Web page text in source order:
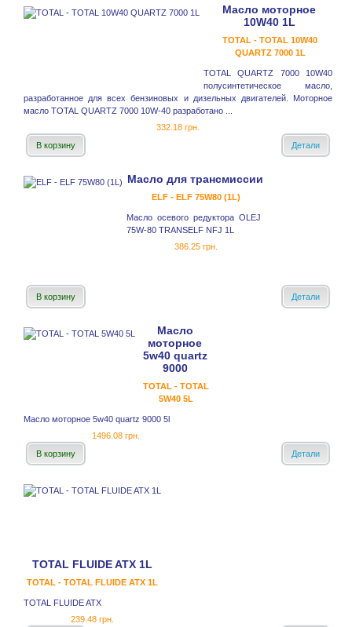
Масло моторное
10W40 1L
TOTAL - TOTAL 10W40
QUARTZ 7000 1L
TOTAL QUARTZ 7000 10W40
полусинтетическое масло,
разработанное для всех бензиновых и дизельных двигателей. Моторное
масло TOTAL QUARTZ 7000 10W-40 разработано ...
332.18 грн.
В корзину
Детали
Масло для трансмиссии
ELF - ELF 75W80 (1L)
Масло осевого редуктора OLEJ
75W-80 TRANSELF NFJ 1L
386.25 грн.
В корзину Детали
Масло
моторное
5w40 quartz
9000
TOTAL - TOTAL
5W40 5L
Масло моторное 5w40 quartz 9000 5l
1496.08 грн.
В корзину
Детали
TOTAL FLUIDE ATX 1L
TOTAL - TOTAL FLUIDE ATX 1L
TOTAL FLUIDE ATX
239.48 грн.